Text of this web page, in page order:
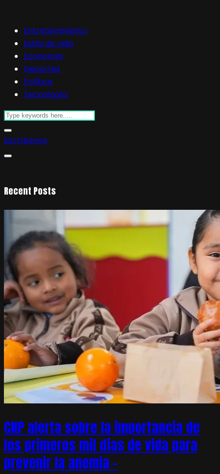
Entretenimiento
Estilo de vida
Economía
Deportes
Política
Tecnología
Escríbenos
Recent Posts
CNP alerta sobre la importancia de
los primeros mil días de vida para
prevenir la anemia –